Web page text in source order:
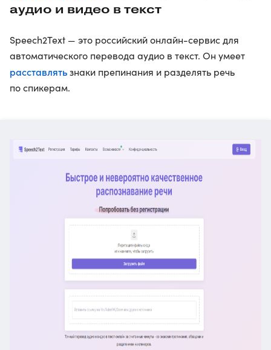
аудио и видео в текст
Speech2Text — это российский онлайн-сервис для
автоматического перевода аудио в текст. Он умеет
расставлятьзнаки препинания и разделять речь
по спикерам.